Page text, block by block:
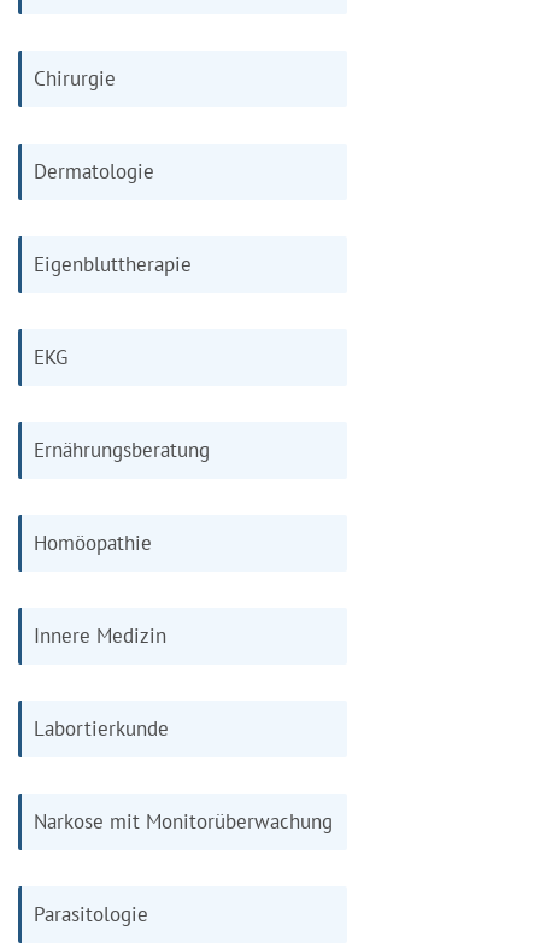
Chirurgie
Dermatologie
Eigenbluttherapie
EKG
Ernährungsberatung
Homöopathie
Innere Medizin
Labortierkunde
Narkose mit Monitorüberwachung
Parasitologie